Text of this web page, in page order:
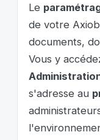
Le
de votre
documents,
Vous y
s'adresse au